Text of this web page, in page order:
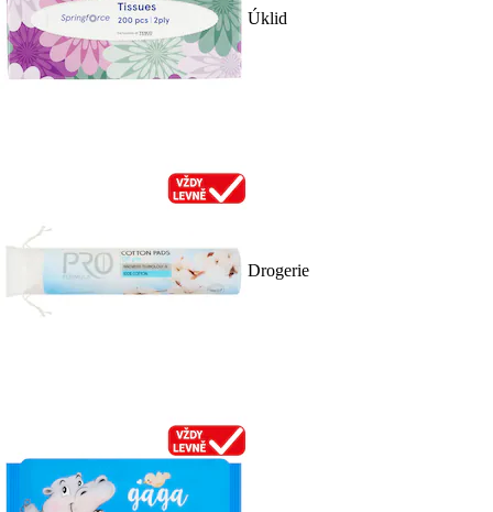
Úklid
Drogerie